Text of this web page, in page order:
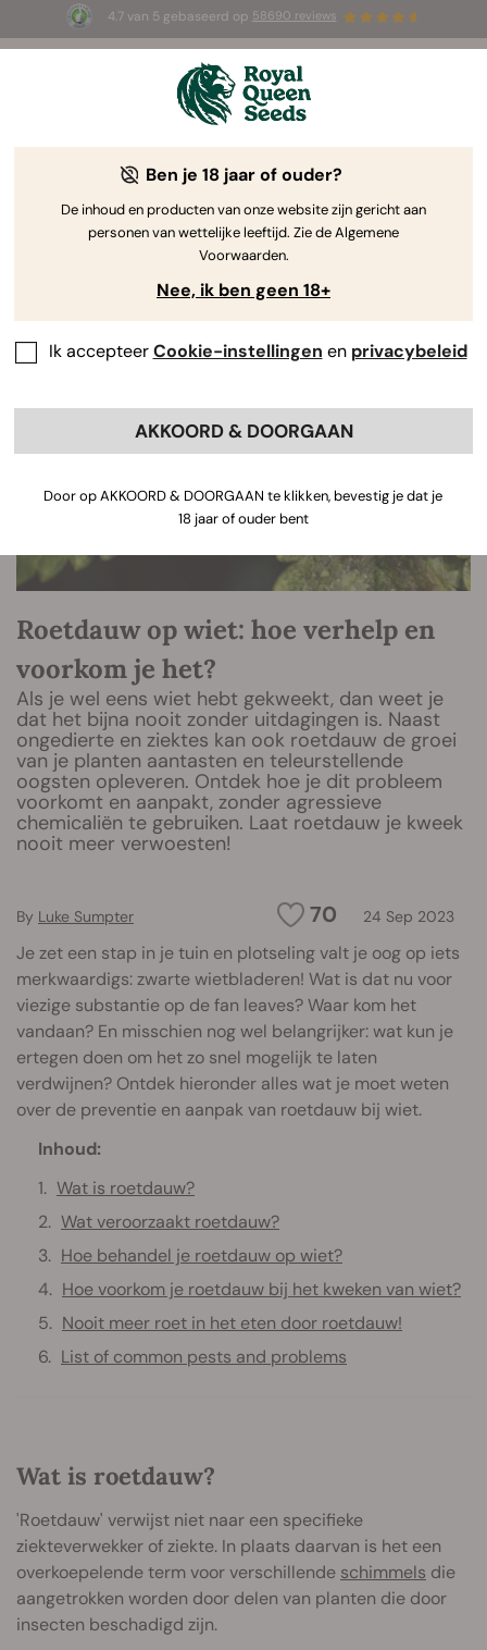
4.7 van 5 gebaseerd op 58690 reviews
☀️ Summer Sales: tot wel 50% korting
op geselecteerde producten! ⏤
The RQS Blog
Cannabis Lifestyle Blogs
Roetdauw op wiet: hoe verhelp en
voorkom je het?
Als je wel eens wiet hebt gekweekt, dan weet je
dat het bijna nooit zonder uitdagingen is. Naast
ongedierte en ziektes kan ook roetdauw de groei
van je planten aantasten en teleurstellende
oogsten opleveren. Ontdek hoe je dit probleem
voorkomt en aanpakt, zonder agressieve
chemicaliën te gebruiken. Laat roetdauw je kweek
nooit meer verwoesten!
70 24 Sep 2023
By Luke Sumpter
Je zet een stap in je tuin en plotseling valt je oog op iets
merkwaardigs: zwarte wietbladeren! Wat is dat nu voor
viezige substantie op de fan leaves? Waar kom het
vandaan? En misschien nog wel belangrijker: wat kun je
ertegen doen om het zo snel mogelijk te laten
verdwijnen? Ontdek hieronder alles wat je moet weten
over de preventie en aanpak van roetdauw bij wiet.
Inhoud:
Wat is roetdauw?
Wat veroorzaakt roetdauw?
Hoe behandel je roetdauw op wiet?
Hoe voorkom je roetdauw bij het kweken van wiet?
Nooit meer roet in het eten door roetdauw!
List of common pests and problems
Wat is roetdauw?
'Roetdauw' verwijst niet naar een specifieke
ziekteverwekker of ziekte. In plaats daarvan is het een
overkoepelende term voor verschillende schimmels die
aangetrokken worden door delen van planten die door
insecten beschadigd zijn.
Ben je 18 jaar of ouder?
De inhoud en producten van onze website zijn gericht aan
personen van wettelijke leeftijd. Zie de Algemene
Voorwaarden.
Nee, ik ben geen 18+
Ik accepteerCookie-instellingen en privacybeleid
AKKOORD & DOORGAAN
Door op AKKOORD & DOORGAAN te klikken, bevestig je dat je
18 jaar of ouder bent